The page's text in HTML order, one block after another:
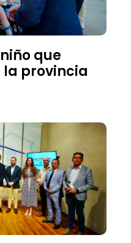
que
provincia